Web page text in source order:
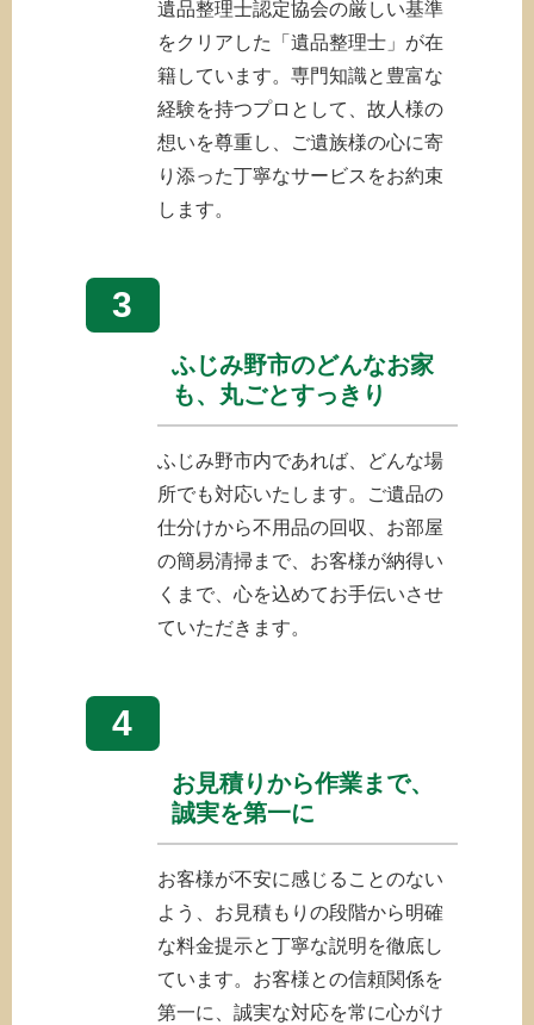
遺品整理士認定協会の厳しい基準
をクリアした「遺品整理士」が在
籍しています。専門知識と豊富な
経験を持つプロとして、故人様の
想いを尊重し、ご遺族様の心に寄
り添った丁寧なサービスをお約束
します。
3
ふじみ野市のどんなお家
も、丸ごとすっきり
ふじみ野市内であれば、どんな場
所でも対応いたします。ご遺品の
仕分けから不用品の回収、お部屋
の簡易清掃まで、お客様が納得い
くまで、心を込めてお手伝いさせ
ていただきます。
4
お見積りから作業まで、
誠実を第一に
お客様が不安に感じることのない
よう、お見積もりの段階から明確
な料金提示と丁寧な説明を徹底し
ています。お客様との信頼関係を
第一に、誠実な対応を常に心がけ